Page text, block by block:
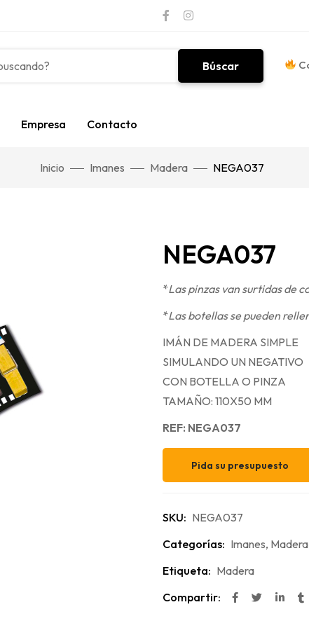
Búscar
Empresa Contacto
Inicio Imanes Madera NEGA037
NEGA037
*Las pinzas van surtidas de
*Las botellas se pueden
IMÁN DE MADERA SIMPLE
SIMULANDO UN NEGATIVO
CON BOTELLA O PINZA
TAMAÑO: 110X50 MM
REF: NEGA037
Pida su presupuesto
SKU: NEGA037
Categorías: Imanes, Madera
Etiqueta: Madera
Compartir: